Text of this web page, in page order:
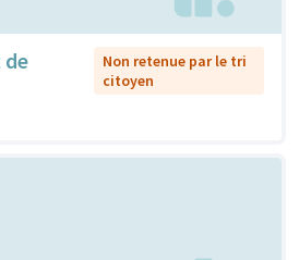
de
Non retenue par le tri
citoyen